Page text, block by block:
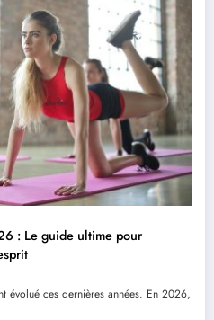
: Le guide ultime pour
évolué ces dernières années. En 2026,